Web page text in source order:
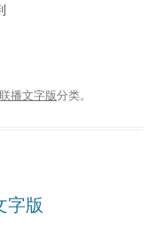
播文字版分类。
字版